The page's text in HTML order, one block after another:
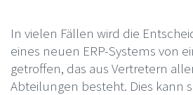
In vielen Fällen wird die
eines neuen ERP-Systems von
getroffen, das aus Vertretern
Abteilungen besteht. Dies kann